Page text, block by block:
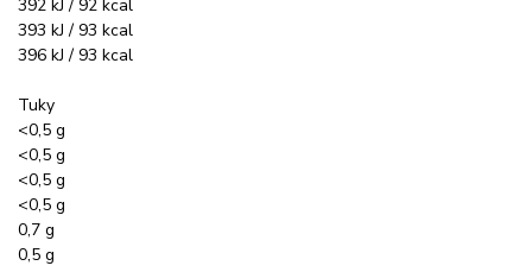
392 kJ / 92 kcal
393 kJ / 93 kcal
396 kJ / 93 kcal
Tuky
<0,5 g
<0,5 g
<0,5 g
<0,5 g
0,7 g
0,5 g